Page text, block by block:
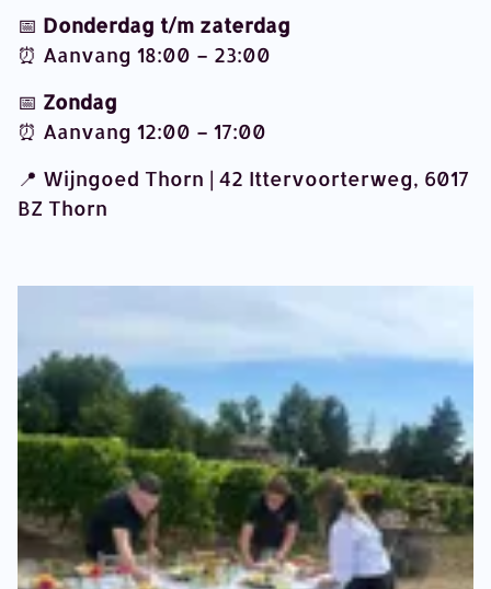
📅 Donderdag t/m zaterdag
⏰ Aanvang 18:00 – 23:00
📅 Zondag
⏰ Aanvang 12:00 – 17:00
📍 Wijngoed Thorn | 42 Ittervoorterweg, 6017
BZ Thorn